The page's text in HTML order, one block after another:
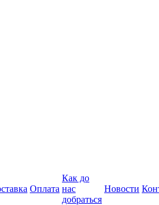
Оплата
Как до
нас
добраться
Новости